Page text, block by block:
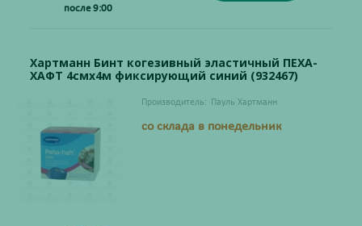
после 9:00
Хартманн Бинт когезивный эластичный ПЕХА-
ХАФТ 4смх4м фиксирующий синий (932467)
Производитель: Пауль Хартманн
со склада в понедельник